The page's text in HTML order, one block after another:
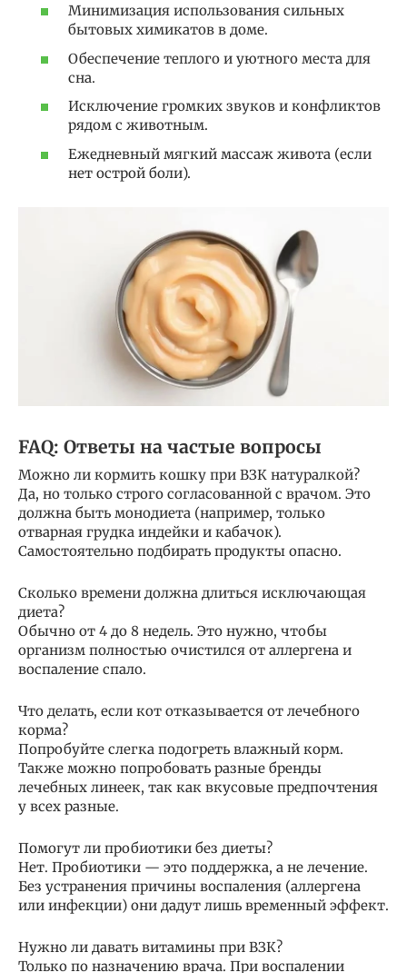
Минимизация использования сильных
бытовых химикатов в доме.
Обеспечение теплого и уютного места для
сна.
Исключение громких звуков и конфликтов
рядом с животным.
Ежедневный мягкий массаж живота (если
нет острой боли).
FAQ: Ответы на частые вопросы
Можно ли кормить кошку при ВЗК натуралкой?
Да, но только строго согласованной с врачом. Это
должна быть монодиета (например, только
отварная грудка индейки и кабачок).
Самостоятельно подбирать продукты опасно.
Сколько времени должна длиться исключающая
диета?
Обычно от 4 до 8 недель. Это нужно, чтобы
организм полностью очистился от аллергена и
воспаление спало.
Что делать, если кот отказывается от лечебного
корма?
Попробуйте слегка подогреть влажный корм.
Также можно попробовать разные бренды
лечебных линеек, так как вкусовые предпочтения
у всех разные.
Помогут ли пробиотики без диеты?
Нет. Пробиотики — это поддержка, а не лечение.
Без устранения причины воспаления (аллергена
или инфекции) они дадут лишь временный эффект.
Нужно ли давать витамины при ВЗК?
Только по назначению врача. При воспалении